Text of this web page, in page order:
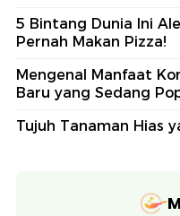
5 Bintang Dunia Ini
Pernah Makan Pizza!
Mengenal Manfaat
Baru yang Sedang
Tujuh Tanaman Hias